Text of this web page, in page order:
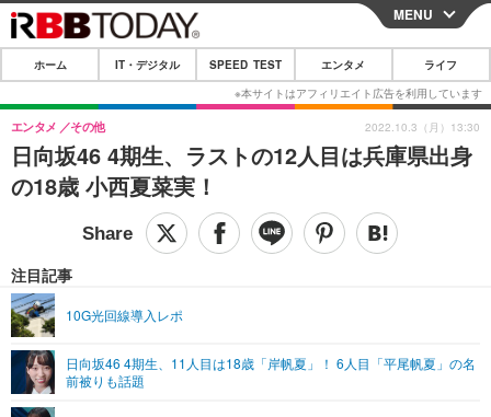
CLOSE
ホーム
IT・デジタル
IT・デジタルTOP スマートフォン
ショッピング その他
SPEED TEST
エンタメTOP 映画・ドラマ
グラビア
ライフTOP
その他
リリース一覧
プッシュ通知の停止方法
MENU
ホーム IT・デジタル SPEED TEST エンタメ ライフ
日向坂46 4期生、ラストの12人目は兵庫県出身
の18歳 小西夏菜実！
エンタメ その他
注目記事
10G光回線導入レポ
日向坂46 4期生、11人目は18歳「岸帆夏」！ 6人目「平尾帆夏」の名
前被りも話題
2022.10.3（月）13:30